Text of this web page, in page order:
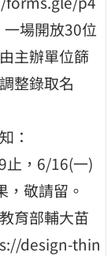
場開放30位
主辦單位篩
整錄取名
：
止，6/16(一)
敬請留。
育部輔大苗
design-thin